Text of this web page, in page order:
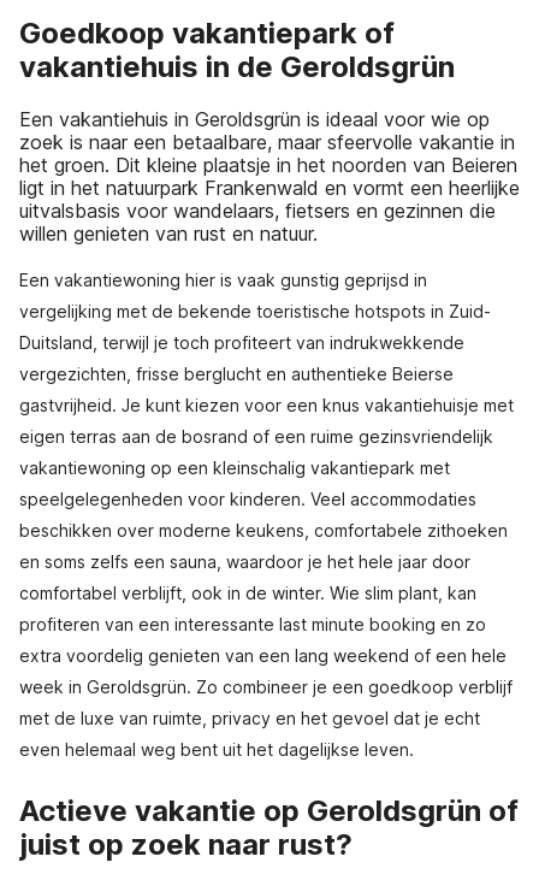
Goedkoop vakantiepark of
vakantiehuis in de Geroldsgrün
Een vakantiehuis in Geroldsgrün is ideaal voor wie op
zoek is naar een betaalbare, maar sfeervolle vakantie in
het groen. Dit kleine plaatsje in het noorden van Beieren
ligt in het natuurpark Frankenwald en vormt een heerlijke
uitvalsbasis voor wandelaars, fietsers en gezinnen die
willen genieten van rust en natuur.
Een vakantiewoning hier is vaak gunstig geprijsd in
vergelijking met de bekende toeristische hotspots in Zuid-
Duitsland, terwijl je toch profiteert van indrukwekkende
vergezichten, frisse berglucht en authentieke Beierse
gastvrijheid. Je kunt kiezen voor een knus vakantiehuisje met
eigen terras aan de bosrand of een ruime gezinsvriendelijk
vakantiewoning op een kleinschalig vakantiepark met
speelgelegenheden voor kinderen. Veel accommodaties
beschikken over moderne keukens, comfortabele zithoeken
en soms zelfs een sauna, waardoor je het hele jaar door
comfortabel verblijft, ook in de winter. Wie slim plant, kan
profiteren van een interessante last minute booking en zo
extra voordelig genieten van een lang weekend of een hele
week in Geroldsgrün. Zo combineer je een goedkoop verblijf
met de luxe van ruimte, privacy en het gevoel dat je echt
even helemaal weg bent uit het dagelijkse leven.
Actieve vakantie op Geroldsgrün of
juist op zoek naar rust?